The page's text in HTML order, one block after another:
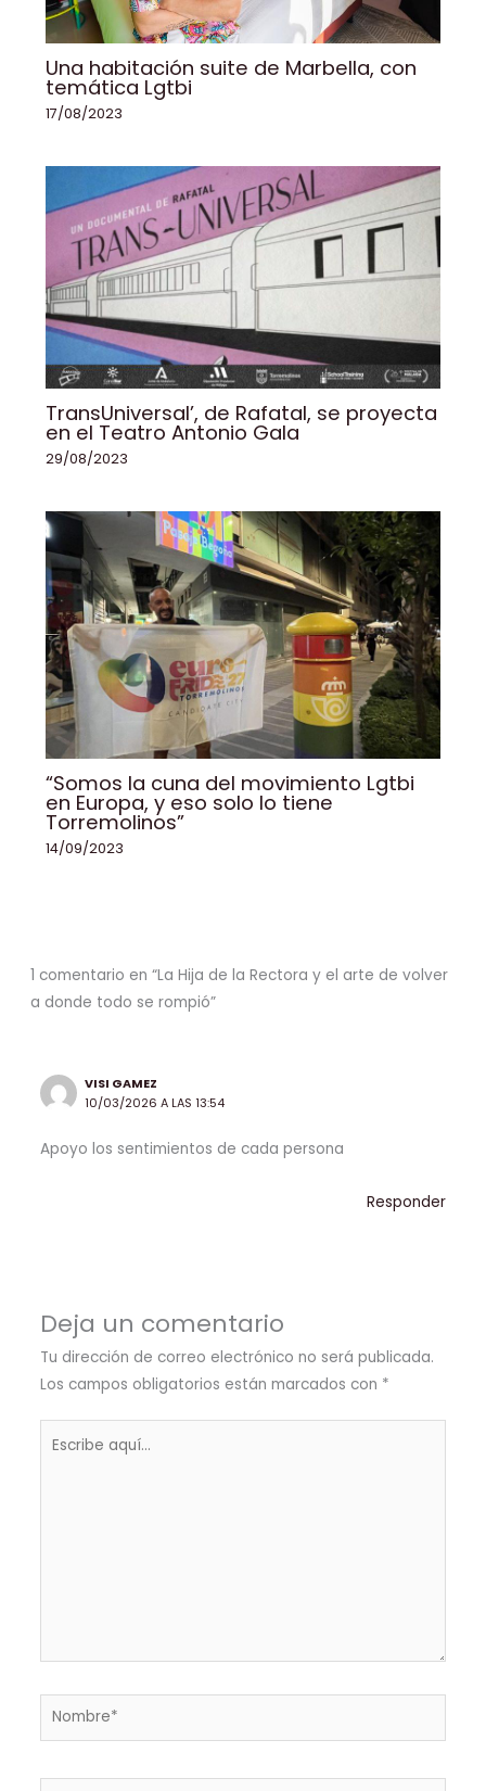
Una habitación suite de Marbella, con
temática Lgtbi
17/08/2023
TransUniversal’, de Rafatal, se proyecta
en el Teatro Antonio Gala
29/08/2023
“Somos la cuna del movimiento Lgtbi
en Europa, y eso solo lo tiene
Torremolinos”
14/09/2023
1 comentario en “La Hija de la Rectora y el arte de volver
a donde todo se rompió”
VISI GAMEZ
10/03/2026 A LAS 13:54
Apoyo los sentimientos de cada persona
Responder
Deja un comentario
Tu dirección de correo electrónico no será publicada.
Los campos obligatorios están marcados con *
Nombre*